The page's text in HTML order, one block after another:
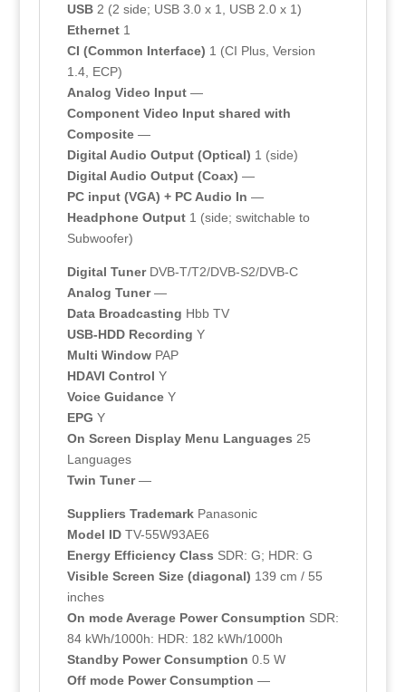
USB2 (2 side; USB 3.0 x 1, USB 2.0 x 1)
Ethernet1
CI (Common Interface) 1 (CI Plus, Version
1.4, ECP)
Analog Video Input—
Component Video Input shared with
Composite—
Digital Audio Output (Optical) 1 (side)
Digital Audio Output (Coax) —
PC input (VGA) + PC Audio In —
Headphone Output1 (side; switchable to
Subwoofer)
Digital TunerDVB-T/T2/DVB-S2/DVB-C
Analog Tuner—
Data Broadcasting Hbb TV
USB-HDD Recording Y
Multi WindowPAP
HDAVI Control Y
Voice GuidanceY
EPG Y
On Screen Display Menu Languages 25
Languages
Twin Tuner—
Suppliers TrademarkPanasonic
Model IDTV-55W93AE6
Energy Efficiency Class SDR: G; HDR: G
Visible Screen Size (diagonal) 139 cm / 55
inches
On mode Average Power Consumption SDR:
84 kWh/1000h: HDR: 182 kWh/1000h
Standby Power Consumption 0.5 W
Off mode Power Consumption —